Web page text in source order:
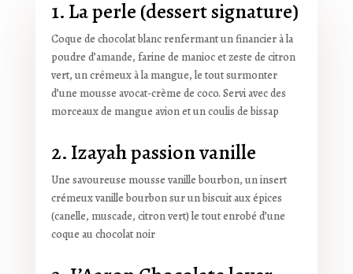
1. La perle (dessert signature)
Coque de chocolat blanc renfermant un financier à la
poudre d’amande, farine de manioc et zeste de citron
vert, un crémeux à la mangue, le tout surmonter
d’une mousse avocat-crème de coco. Servi avec des
morceaux de mangue avion et un coulis de bissap
2. Izayah passion vanille
Une savoureuse mousse vanille bourbon, un insert
crémeux vanille bourbonsur un biscuit aux épices
(canelle, muscade, citron vert) le tout enrobé d’une
coque au chocolat noir